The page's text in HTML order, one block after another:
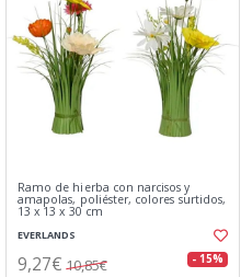
Ramo de hierba con narcisos y
amapolas, poliéster, colores surtidos,
13 x 13 x 30 cm
EVERLANDS
9,27€ 10,85€ - 15%